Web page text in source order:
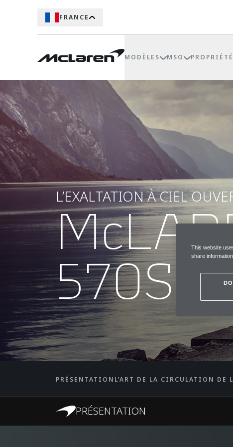
FRANCE
MODÈLES MSO PROPRIÉTÉ
L’EXALTATION À CIEL
570S
PRÉSENTATION L’ART DE LA CIRCULATION DE
PRÉSENTATION
This website
share